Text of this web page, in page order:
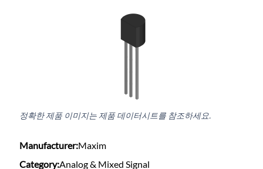
정확한 제품 이미지는 제품 데이터시트를 참조하세요.
Manufacturer:Maxim
Category:Analog & Mixed Signal